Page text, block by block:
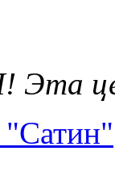
Эта
"Сатин"